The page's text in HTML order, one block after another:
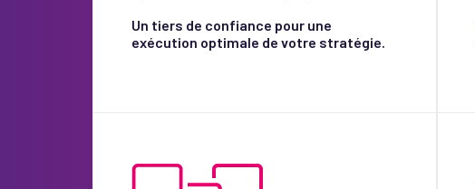
Un tiers de confiance pour une
exécution optimale de votre stratégie.